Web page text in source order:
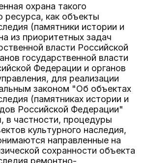
охрана такого
ресурса, как объекты
(памятники истории и
из приоритетных задач
власти Российской
государственной власти
Федерации и органов
для реализации
законом "Об объектах
(памятниках истории и
Российской Федерации"
в частности, процедуры
культурного наследия,
направленные на
сохранности объекта
ремонтно-